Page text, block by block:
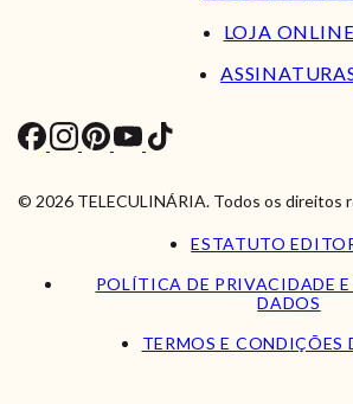
LOJA ONLINE
© 2026 TELECULINÁRIA. Todos os direitos
ESTATUTO
POLÍTICA DE PRIVACIDADE
DADOS
TERMOS E CONDIÇÕES